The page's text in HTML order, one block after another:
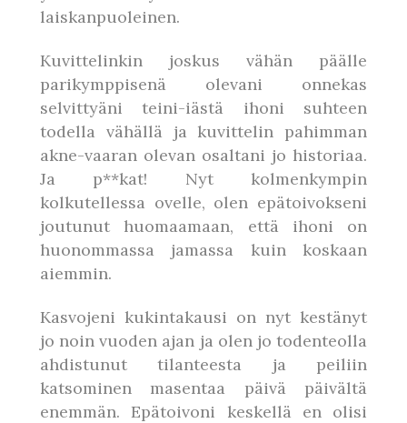
laiskanpuoleinen.
Kuvittelinkin joskus vähän päälle
parikymppisenä olevani onnekas
selvittyäni teini-iästä ihoni suhteen
todella vähällä ja kuvittelin pahimman
akne-vaaran olevan osaltani jo historiaa.
Ja p**kat! Nyt kolmenkympin
kolkutellessa ovelle, olen epätoivokseni
joutunut huomaamaan, että ihoni on
huonommassa jamassa kuin koskaan
aiemmin.
Kasvojeni kukintakausi on nyt kestänyt
jo noin vuoden ajan ja olen jo todenteolla
ahdistunut tilanteesta ja peiliin
katsominen masentaa päivä päivältä
enemmän. Epätoivoni keskellä en olisi